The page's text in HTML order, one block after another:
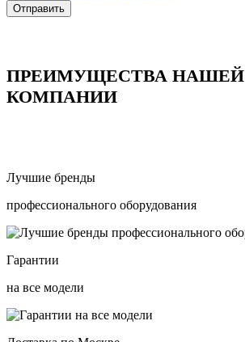
ПРЕИМУЩЕСТВА НАШЕЙ
КОМПАНИИ
Лучшие бренды
профессионального оборудования
Гарантии
на все модели